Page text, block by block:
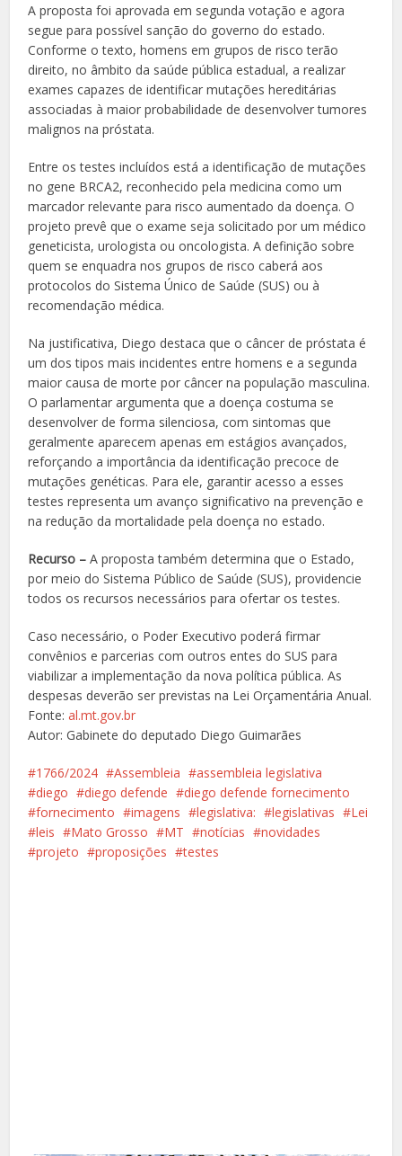
A proposta foi aprovada em segunda votação e agora
segue para possível sanção do governo do estado.
Conforme o texto, homens em grupos de risco terão
direito, no âmbito da saúde pública estadual, a realizar
exames capazes de identificar mutações hereditárias
associadas à maior probabilidade de desenvolver tumores
malignos na próstata.
Entre os testes incluídos está a identificação de mutações
no gene BRCA2, reconhecido pela medicina como um
marcador relevante para risco aumentado da doença. O
projeto prevê que o exame seja solicitado por um médico
geneticista, urologista ou oncologista. A definição sobre
quem se enquadra nos grupos de risco caberá aos
protocolos do Sistema Único de Saúde (SUS) ou à
recomendação médica.
Na justificativa, Diego destaca que o câncer de próstata é
um dos tipos mais incidentes entre homens e a segunda
maior causa de morte por câncer na população masculina.
O parlamentar argumenta que a doença costuma se
desenvolver de forma silenciosa, com sintomas que
geralmente aparecem apenas em estágios avançados,
reforçando a importância da identificação precoce de
mutações genéticas. Para ele, garantir acesso a esses
testes representa um avanço significativo na prevenção e
na redução da mortalidade pela doença no estado.
Recurso –A proposta também determina que o Estado,
por meio do Sistema Público de Saúde (SUS), providencie
todos os recursos necessários para ofertar os testes.
Caso necessário, o Poder Executivo poderá firmar
convênios e parcerias com outros entes do SUS para
viabilizar a implementação da nova política pública. As
despesas deverão ser previstas na Lei Orçamentária Anual.
Fonte:al.mt.gov.br
Autor: Gabinete do deputado Diego Guimarães
1766/2024 Assembleia
assembleia legislativa
diego
diego defende
diego defende fornecimento
fornecimento
imagens legislativa: legislativas
Lei
leis
Mato Grosso MT notícias
novidades
projeto
proposições testes